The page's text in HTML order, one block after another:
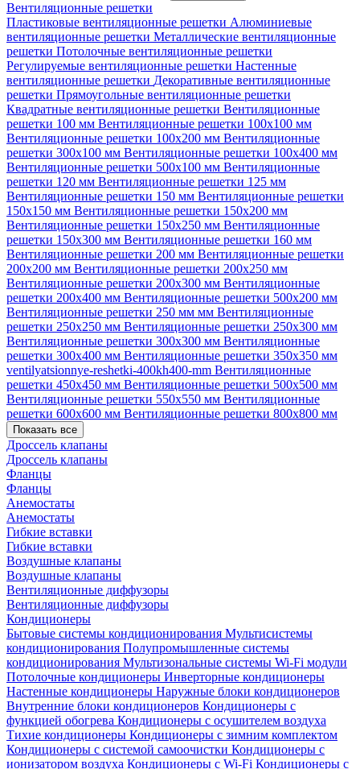
Вентиляционные решетки
Пластиковые вентиляционные решетки Алюминиевые
вентиляционные решетки Металлические вентиляционные
решетки Потолочные вентиляционные решетки
Регулируемые вентиляционные решетки Настенные
вентиляционные решетки Декоративные вентиляционные
решетки Прямоугольные вентиляционные решетки
Квадратные вентиляционные решетки Вентиляционные
решетки 100 мм Вентиляционные решетки 100х100 мм
Вентиляционные решетки 100х200 мм Вентиляционные
решетки 300х100 мм Вентиляционные решетки 100х400 мм
Вентиляционные решетки 500х100 мм Вентиляционные
решетки 120 мм Вентиляционные решетки 125 мм
Вентиляционные решетки 150 мм Вентиляционные решетки
150х150 мм Вентиляционные решетки 150х200 мм
Вентиляционные решетки 150х250 мм Вентиляционные
решетки 150х300 мм Вентиляционные решетки 160 мм
Вентиляционные решетки 200 мм Вентиляционные решетки
200х200 мм Вентиляционные решетки 200х250 мм
Вентиляционные решетки 200х300 мм Вентиляционные
решетки 200х400 мм Вентиляционные решетки 500х200 мм
Вентиляционные решетки 250 мм мм Вентиляционные
решетки 250х250 мм Вентиляционные решетки 250х300 мм
Вентиляционные решетки 300х300 мм Вентиляционные
решетки 300х400 мм Вентиляционные решетки 350х350 мм
ventilyatsionnye-reshetki-400kh400-mm Вентиляционные
решетки 450х450 мм Вентиляционные решетки 500х500 мм
Вентиляционные решетки 550х550 мм Вентиляционные
решетки 600х600 мм Вентиляционные решетки 800х800 мм
Показать все
Дроссель клапаны
Дроссель клапаны
Фланцы
Фланцы
Анемостаты
Анемостаты
Гибкие вставки
Гибкие вставки
Воздушные клапаны
Воздушные клапаны
Вентиляционные диффузоры
Вентиляционные диффузоры
Кондиционеры
Бытовые системы кондиционирования Мультисистемы
кондиционирования Полупромышленные системы
кондиционирования Мультизональные системы Wi-Fi модули
Потолочные кондиционеры Инверторные кондиционеры
Настенные кондиционеры Наружные блоки кондиционеров
Внутренние блоки кондиционеров Кондиционеры с
функцией обогрева Кондиционеры с осушителем воздуха
Тихие кондиционеры Кондиционеры с зимним комплектом
Кондиционеры с системой самоочистки Кондиционеры с
ионизатором воздуха Кондиционеры с Wi-Fi Кондиционеры с